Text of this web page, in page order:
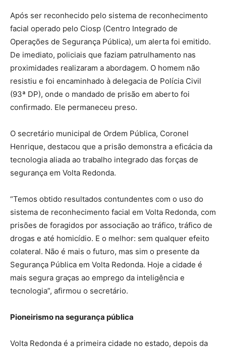
Após ser reconhecido pelo sistema de reconhecimento
facial operado pelo Ciosp (Centro Integrado de
Operações de Segurança Pública), um alerta foi emitido.
De imediato, policiais que faziam patrulhamento nas
proximidades realizaram a abordagem. O homem não
resistiu e foi encaminhado à delegacia de Polícia Civil
(93ª DP), onde o mandado de prisão em aberto foi
confirmado. Ele permaneceu preso.
O secretário municipal de Ordem Pública, Coronel
Henrique, destacou que a prisão demonstra a eficácia da
tecnologia aliada ao trabalho integrado das forças de
segurança em Volta Redonda.
“Temos obtido resultados contundentes com o uso do
sistema de reconhecimento facial em Volta Redonda, com
prisões de foragidos por associação ao tráfico, tráfico de
drogas e até homicídio. E o melhor: sem qualquer efeito
colateral. Não é mais o futuro, mas sim o presente da
Segurança Pública em Volta Redonda. Hoje a cidade é
mais segura graças ao emprego da inteligência e
tecnologia”, afirmou o secretário.
Pioneirismo na segurança pública
Volta Redonda é a primeira cidade no estado, depois da